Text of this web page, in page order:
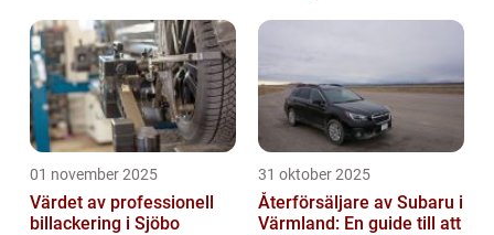
01 november 2025
Värdet av professionell
billackering i Sjöbo
31 oktober 2025
Återförsäljare av Subaru i
Värmland: En guide till att